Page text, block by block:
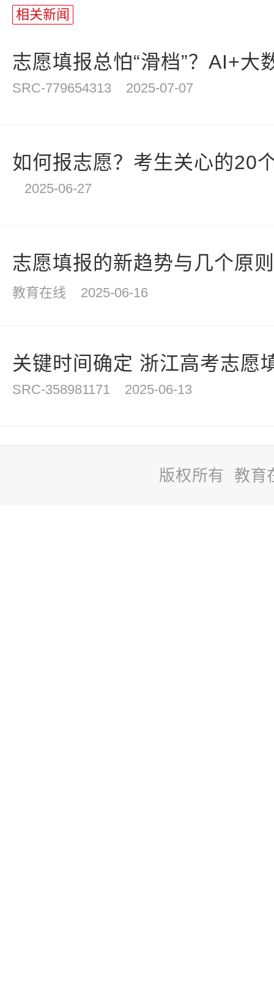
相关新闻
志愿填报总怕“滑档”？AI+大
SRC-779654313 2025-07-07
如何报志愿？考生关心的20
2025-06-27
志愿填报的新趋势与几个原
教育在线 2025-06-16
关键时间确定 浙江高考志愿
SRC-358981171 2025-06-13
版权所有 教育